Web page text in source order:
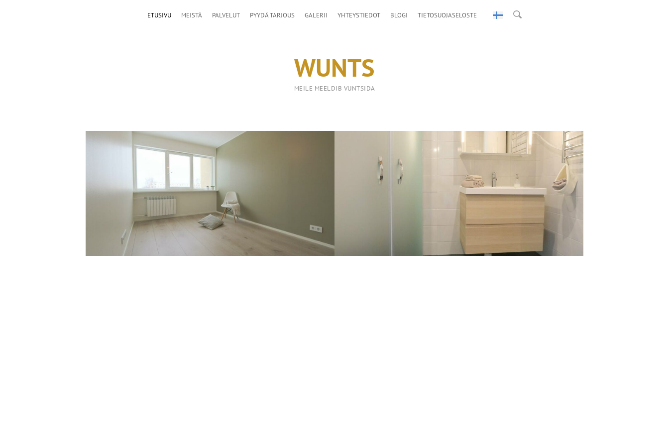
ETUSIVU MEISTÄ PALVELUT PYYDÄ TARJOUS GALERII YHTEYSTIEDOT BLOGI TIETOSUOJASELOSTE
WUNTS
MEILE MEELDIB VUNTSIDA